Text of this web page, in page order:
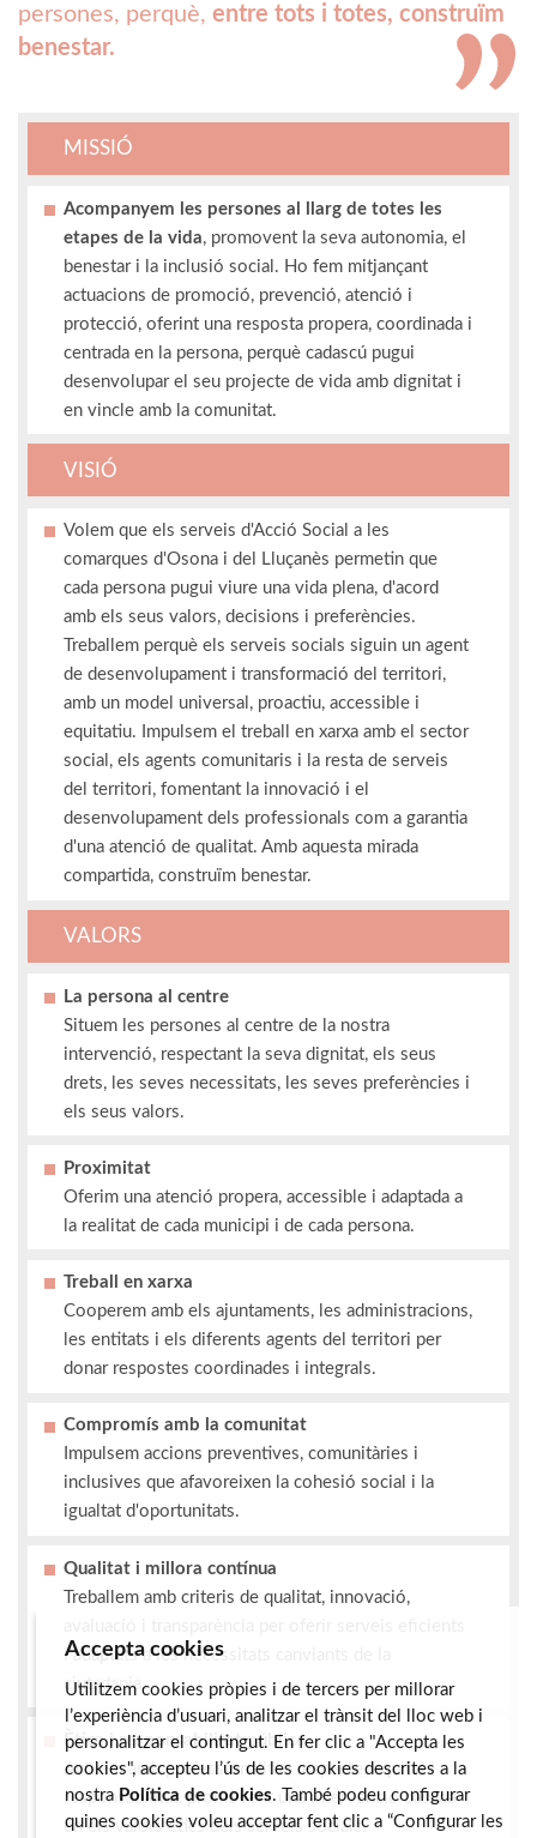
persones, perquè, entre tots i totes, construïm
benestar.
MISSIÓ
Acompanyem les persones al llarg de totes les
etapes de la vida, promovent la seva autonomia, el
benestar i la inclusió social. Ho fem mitjançant
actuacions de promoció, prevenció, atenció i
protecció, oferint una resposta propera, coordinada i
centrada en la persona, perquè cadascú pugui
desenvolupar el seu projecte de vida amb dignitat i
en vincle amb la comunitat.
VISIÓ
Volem que els serveis d'Acció Social a les
comarques d'Osona i del Lluçanès permetin que
cada persona pugui viure una vida plena, d'acord
amb els seus valors, decisions i preferències.
Treballem perquè els serveis socials siguin un agent
de desenvolupament i transformació del territori,
amb un model universal, proactiu, accessible i
equitatiu. Impulsem el treball en xarxa amb el sector
social, els agents comunitaris i la resta de serveis
del territori, fomentant la innovació i el
desenvolupament dels professionals com a garantia
d'una atenció de qualitat. Amb aquesta mirada
compartida, construïm benestar.
VALORS
La persona al centre
Situem les persones al centre de la nostra
intervenció, respectant la seva dignitat, els seus
drets, les seves necessitats, les seves preferències i
els seus valors.
Proximitat
Oferim una atenció propera, accessible i adaptada a
la realitat de cada municipi i de cada persona.
Treball en xarxa
Cooperem amb els ajuntaments, les administracions,
les entitats i els diferents agents del territori per
donar respostes coordinades i integrals.
Compromís amb la comunitat
Impulsem accions preventives, comunitàries i
inclusives que afavoreixen la cohesió social i la
igualtat d'oportunitats.
Qualitat i millora contínua
Treballem amb criteris de qualitat, innovació,
i adaptats a les necessitats canviants de la
ciutadania.
Ètica i responsabilitat pública
Actuem amb professionalitat, respecte, equitat i
responsabilitat, promovent una intervenció basada
en els valors ètics dels serveis socials.
Accepta cookies
Utilitzem cookies pròpies i de tercers per millorar
l’experiència d’usuari, analitzar el trànsit del lloc web i
personalitzar el contingut. En fer clic a "Accepta les
cookies", accepteu l’ús de les cookies descrites a la
nostra Política de cookies. També podeu configurar
quines cookies voleu acceptar fent clic a “Configurar les